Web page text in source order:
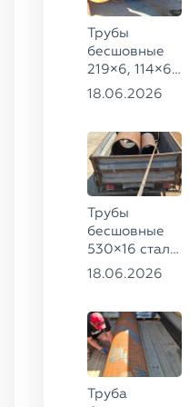
Трубы
бесшовные
219×6, 114×6,
57×6 ГОСТ
18.06.2026
Трубы
бесшовные
530×16 сталь
13ХФА,
18.06.2026
Труба